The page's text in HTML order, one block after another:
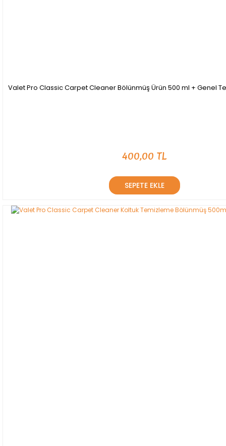
Valet Pro Classic Carpet Cleaner Bölünmüş Ürün 500 ml + Genel
400,00 TL
SEPETE EKLE